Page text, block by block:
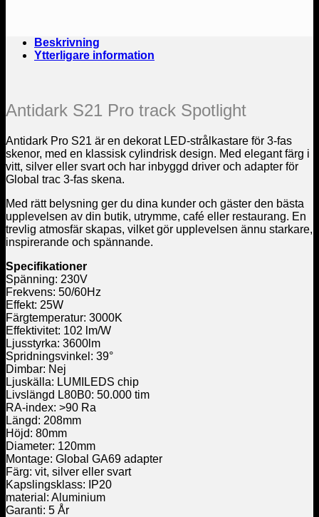
Beskrivning
Ytterligare information
Antidark S21 Pro track Spotlight
Antidark Pro S21 är en dekorat LED-strålkastare för 3-fas
skenor, med en klassisk cylindrisk design. Med elegant färg i
vitt, silver eller svart och har inbyggd driver och adapter för
Global trac 3-fas skena.
Med rätt belysning ger du dina kunder och gäster den bästa
upplevelsen av din butik, utrymme, café eller restaurang. En
trevlig atmosfär skapas, vilket gör upplevelsen ännu starkare,
inspirerande och spännande.
Specifikationer
Spänning: 230V
Frekvens: 50/60Hz
Effekt: 25W
Färgtemperatur: 3000K
Effektivitet: 102 lm/W
Ljusstyrka: 3600lm
Spridningsvinkel: 39°
Dimbar: Nej
Ljuskälla: LUMILEDS chip
Livslängd L80B0: 50.000 tim
RA-index: >90 Ra
Längd: 208mm
Höjd: 80mm
Diameter: 120mm
Montage: Global GA69 adapter
Färg: vit, silver eller svart
Kapslingsklass:
IP20
material: Aluminium
Garanti: 5 År